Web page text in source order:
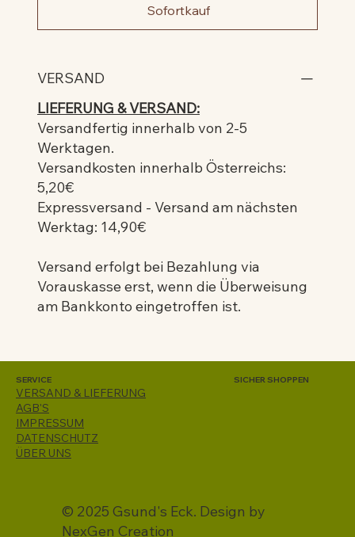
Sofortkauf
VERSAND
LIEFERUNG & VERSAND:
Versandfertig innerhalb von 2-5
Werktagen.
Versandkosten innerhalb Österreichs:
5,20€
Expressversand - Versand am nächsten
Werktag: 14,90€
Versand erfolgt bei Bezahlung via
Vorauskasse erst, wenn die Überweisung
am Bankkonto eingetroffen ist.
SERVICE
VERSAND & LIEFERUNG
AGB'S
IMPRESSUM
DATENSCHUTZ
ÜBER UNS
© 2025 Gsund's Eck. Design by
NexGen Creation
SICHER SHOPPEN